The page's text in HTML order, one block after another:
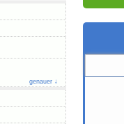
genauer ↓